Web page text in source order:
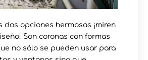
dos opciones hermosas ¡miren
Son coronas con formas
no sólo se pueden usar para